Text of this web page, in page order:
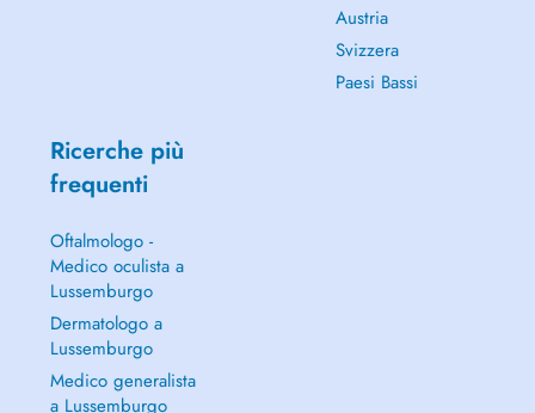
Austria
Svizzera
Paesi Bassi
Ricerche più
frequenti
Oftalmologo -
Medico oculista a
Lussemburgo
Dermatologo a
Lussemburgo
Medico generalista
a Lussemburgo